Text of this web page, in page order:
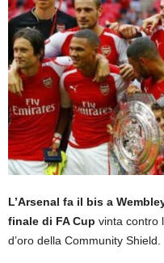
L’Arsenal fa il bis a
finale di FA Cup vinta contro
d’oro della Community Shield.